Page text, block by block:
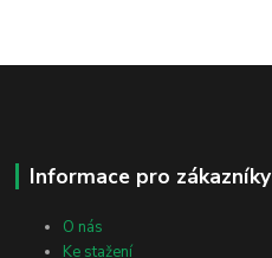
Informace pro zákazníky
O nás
Ke stažení